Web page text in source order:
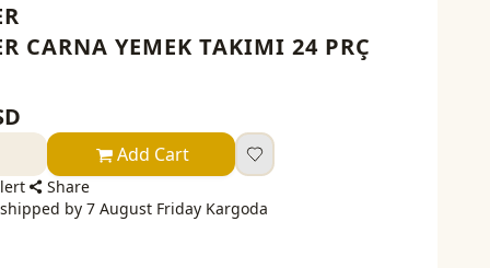
CARNA YEMEK TAKIMI 24 PRÇ
Add Cart
Share
by 7 August Friday Kargoda